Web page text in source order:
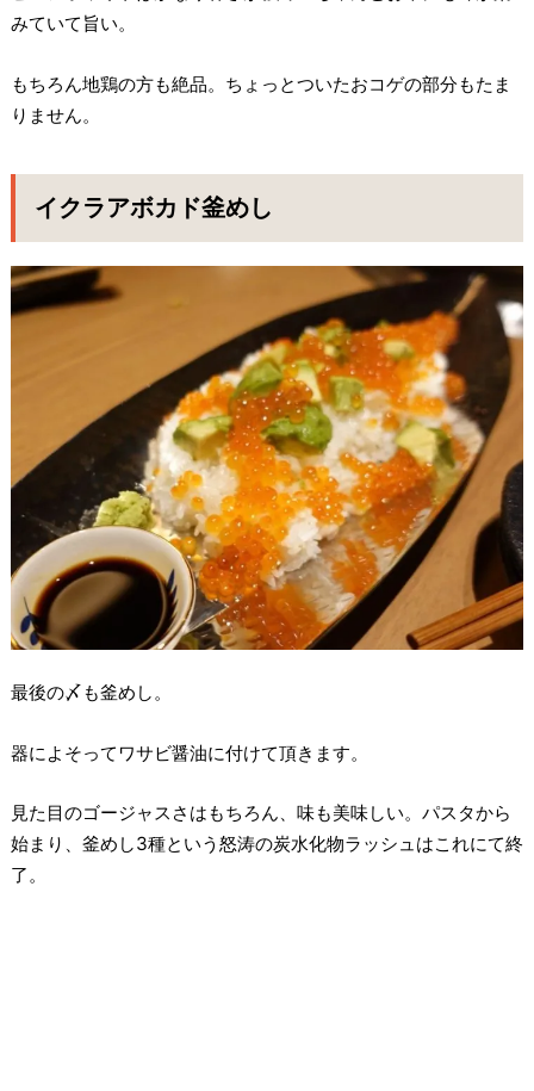
みていて旨い。
もちろん地鶏の方も絶品。ちょっとついたおコゲの部分もたま
りません。
イクラアボカド釜めし
最後の〆も釜めし。
器によそってワサビ醤油に付けて頂きます。
見た目のゴージャスさはもちろん、味も美味しい。パスタから
始まり、釜めし3種という怒涛の炭水化物ラッシュはこれにて終
了。